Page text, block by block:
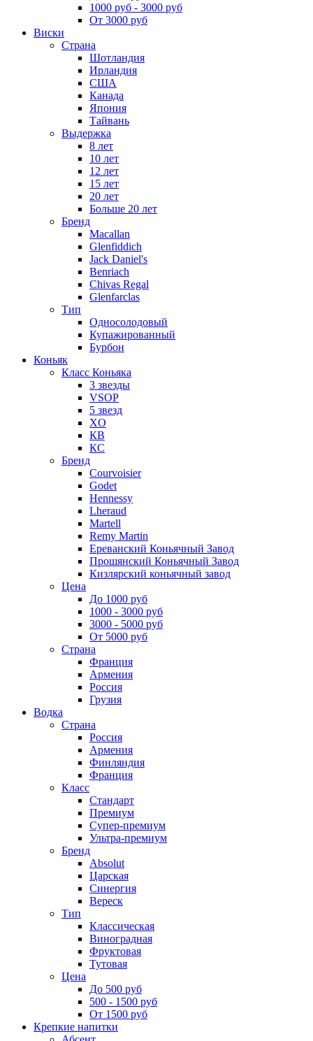
1000 руб - 3000 руб
От 3000 руб
Виски
Страна
Шотландия
Ирландия
США
Канада
Япония
Тайвань
Выдержка
8 лет
10 лет
12 лет
15 лет
20 лет
Больше 20 лет
Бренд
Macallan
Glenfiddich
Jack Daniel's
Benriach
Chivas Regal
Glenfarclas
Тип
Односолодовый
Купажированный
Бурбон
Коньяк
Класс Коньяка
3 звезды
VSOP
5 звезд
XO
КВ
КС
Бренд
Courvoisier
Godet
Hennessy
Lheraud
Martell
Remy Martin
Ереванский Коньячный Завод
Прошянский Коньячный Завод
Кизлярский коньячный завод
Цена
До 1000 руб
1000 - 3000 руб
3000 - 5000 руб
От 5000 руб
Страна
Франция
Армения
Россия
Грузия
Водка
Страна
Россия
Армения
Финляндия
Франция
Класс
Стандарт
Премиум
Супер-премиум
Ультра-премиум
Бренд
Absolut
Царская
Синергия
Вереск
Тип
Классическая
Виноградная
Фруктовая
Тутовая
Цена
До 500 руб
500 - 1500 руб
От 1500 руб
Крепкие напитки